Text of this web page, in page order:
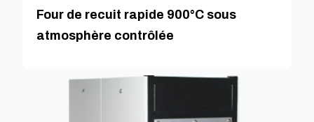
Four de recuit rapide 900°C sous
atmosphère contrôlée